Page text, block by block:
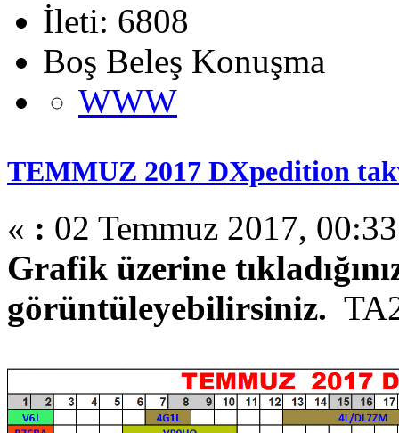
İleti: 6808
Boş Beleş Konuşma
WWW
TEMMUZ 2017 DXpedition
« : 02 Temmuz 2017,
Grafik üzerine
görüntüleyebilirsiniz.